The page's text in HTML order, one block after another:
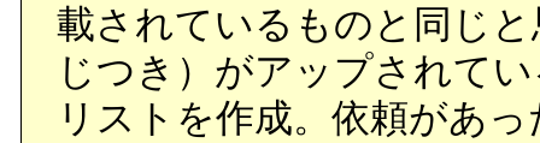
載されているものと同じ
じつき）がアップされて
リストを作成。依頼があ